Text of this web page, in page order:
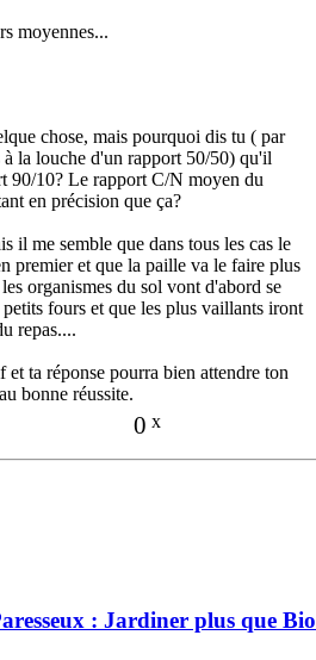
moyennes...
chose, mais pourquoi dis tu ( par
la louche d'un rapport 50/50) qu'il
90/10? Le rapport C/N moyen du
en précision que ça?
il me semble que dans tous les cas le
premier et que la paille va le faire plus
organismes du sol vont d'abord se
fours et que les plus vaillants iront
repas....
ta réponse pourra bien attendre ton
bonne réussite.
0 x
: Jardiner plus que Bio